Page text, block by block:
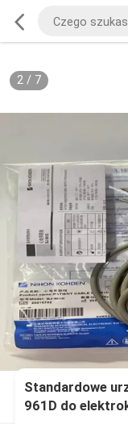
2/ 7
Standardowe
961D do